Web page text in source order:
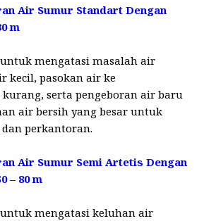
Air Sumur Standart Dengan
m
untuk mengatasi masalah air
kecil, pasokan air ke
serta pengeboran air baru
air bersih yang besar untuk
perkantoran.
Air Sumur Semi Artetis Dengan
– 80 m
untuk mengatasi keluhan air